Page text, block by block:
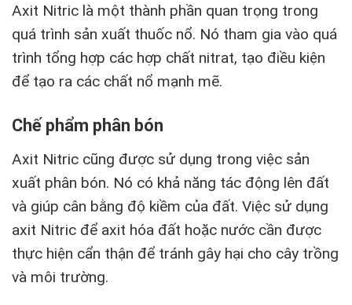
Axit Nitric là một thành phần quan trọng trong
quá trình sản xuất thuốc nổ. Nó tham gia vào quá
trình tổng hợp các hợp chất nitrat, tạo điều kiện
để tạo ra các chất nổ mạnh mẽ.
Chế phẩm phân bón
Axit Nitric cũng được sử dụng trong việc sản
xuất phân bón. Nó có khả năng tác động lên đất
và giúp cân bằng độ kiềm của đất. Việc sử dụng
axit Nitric để axit hóa đất hoặc nước cần được
thực hiện cẩn thận để tránh gây hại cho cây trồng
và môi trường.